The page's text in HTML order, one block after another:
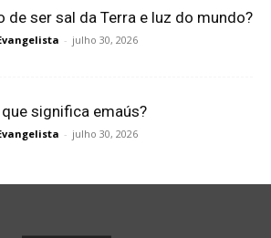
de ser sal da Terra e luz do mundo?
- julho 30, 2026
que significa emaús?
- julho 30, 2026